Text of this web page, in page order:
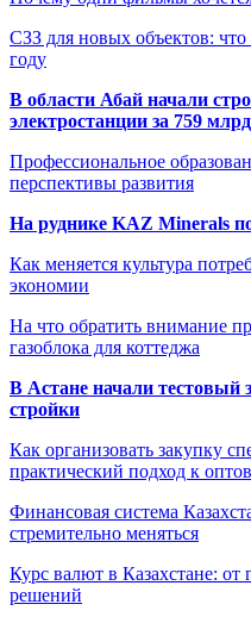
СЗЗ для новых объектов: что
году
В области Абай начали
электростанции за 759
Профессиональное
перспективы развития
На руднике KAZ Minerals
Как меняется культура
экономии
На что обратить внимание
газоблока для коттеджа
В Астане начали тестовый
стройки
Как организовать закупку
практический подход к
Финансовая система
стремительно меняться
Курс валют в Казахстане:
решений